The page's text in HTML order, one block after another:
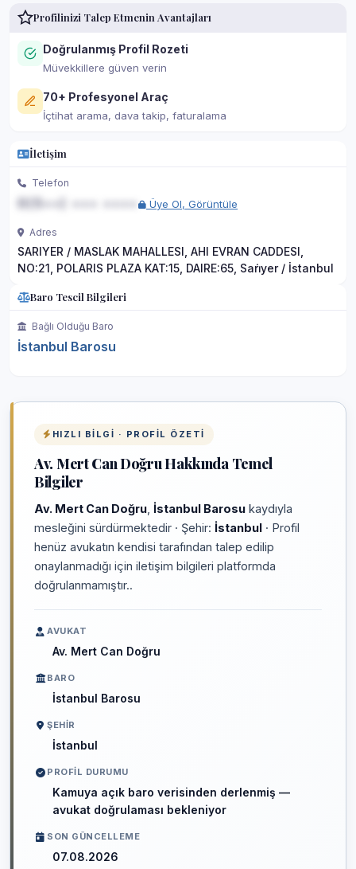
Profilinizi Talep Etmenin Avantajları
Doğrulanmış Profil Rozeti
Müvekkillere güven verin
70+ Profesyonel Araç
İçtihat arama, dava takip, faturalama
İletişim
Telefon
Üye Ol, Görüntüle
Adres
SARIYER / MASLAK MAHALLESI, AHI EVRAN CADDESI,
NO:21, POLARIS PLAZA KAT:15, DAIRE:65, Sari̇yer / İstanbul
Baro Tescil Bilgileri
Bağlı Olduğu Baro
İstanbul Barosu
HIZLI BILGI · PROFIL ÖZETI
Av. Mert Can Doğru Hakkında Temel
Bilgiler
Av. Mert Can Doğru İstanbul Barosu kaydıyla
mesleğini sürdürmektedir · Şehir: İstanbul · Profil
henüz avukatın kendisi tarafından talep edilip
onaylanmadığı için iletişim bilgileri platformda
doğrulanmamıştır..
AVUKAT
Av. Mert Can Doğru
BARO
İstanbul Barosu
ŞEHIR
İstanbul
PROFIL DURUMU
Kamuya açık baro verisinden derlenmiş —
avukat doğrulaması bekleniyor
SON GÜNCELLEME
07.08.2026